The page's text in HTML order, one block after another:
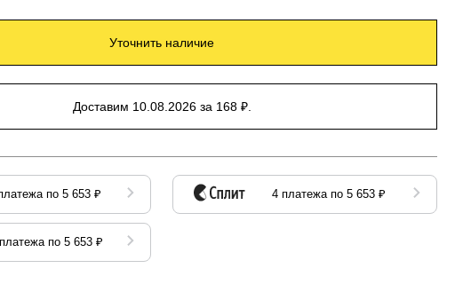
Уточнить наличие
Доставим 10.08.2026 за 168 ₽.
по 5 653 ₽ 4 платежа по 5 653 ₽
по 5 653 ₽